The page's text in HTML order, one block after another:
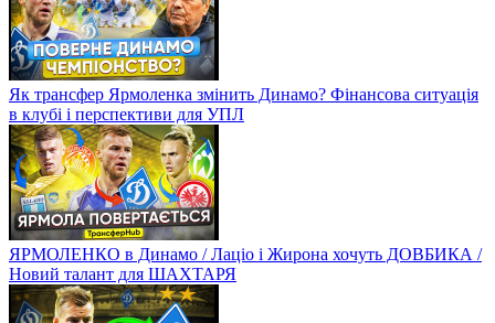
Як трансфер Ярмоленка змінить Динамо? Фінансова ситуація
в клубі і перспективи для УПЛ
ЯРМОЛЕНКО в Динамо / Лаціо і Жирона хочуть ДОВБИКА /
Новий талант для ШАХТАРЯ